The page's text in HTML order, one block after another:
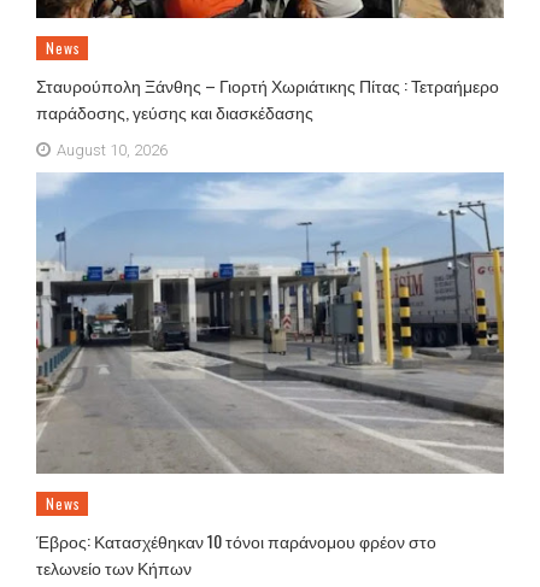
News
Σταυρούπολη Ξάνθης – Γιορτή Χωριάτικης Πίτας : Τετραήμερο
παράδοσης, γεύσης και διασκέδασης
August 10, 2026
News
Έβρος: Κατασχέθηκαν 10 τόνοι παράνομου φρέον στο
τελωνείο των Κήπων